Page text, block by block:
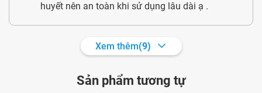
mua sản phẩm Advanced Glucose tại Pharmart.vn
phẩm chính hãng, và sự tư vấn tận tình, chu đáo từ các
nghiệm. Liên hệ ngay với chúng tôi theo số hotline: 1900
huyết nên an toàn khi sử dụng lâu dài ạ .
Xem thêm(9)
Sản phẩm tương tự